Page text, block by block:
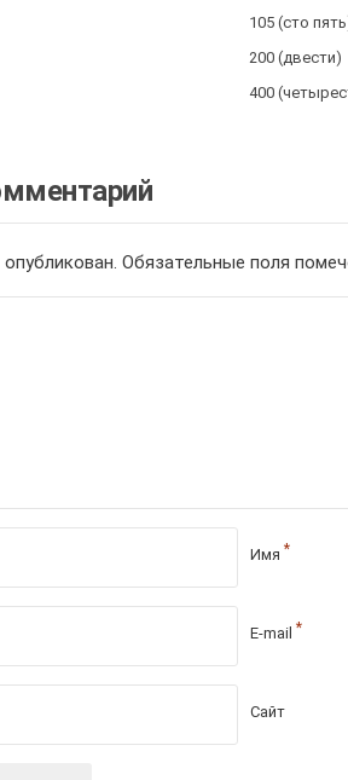
105 (сто
200 (двести)
400
Обязательные поля
Имя *
E-mail *
Сайт